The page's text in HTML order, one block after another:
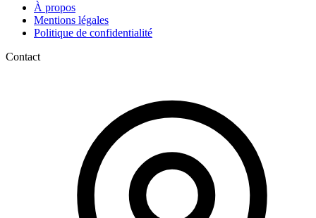
À propos
Mentions légales
Politique de confidentialité
Contact